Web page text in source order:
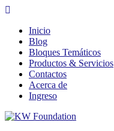
Inicio
Blog
Bloques Temáticos
Productos & Servicios
Contactos
Acerca de
Ingreso